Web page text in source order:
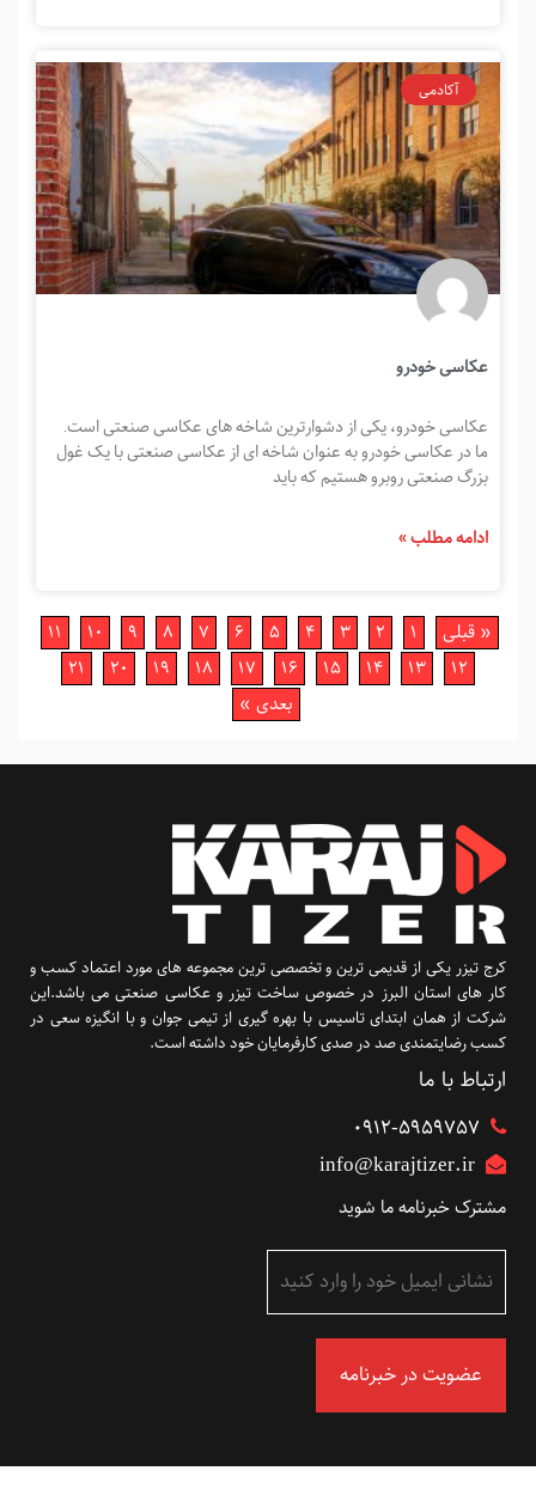
آکادمی
عکاسی خودرو
عکاسی خودرو، یکی از دشوارترین شاخه های عکاسی صنعتی است.
ما در عکاسی خودرو به عنوان شاخه ­ای از عکاسی صنعتی با یک غول
بزرگ صنعتی روبرو هستیم که باید
ادامه مطلب »
« قبلی 1
2
3
4
5
6
7
8
9
10
11
12
13
14
15
16
17
18
19
20
21
بعدی »
کرج تیزر یکی از قدیمی ترین و تخصصی ترین مجموعه های مورد اعتماد کسب و
کار های استان البرز در خصوص ساخت تیزر و عکاسی صنعتی می باشد.این
شرکت از همان ابتدای تاسیس با بهره گیری از تیمی جوان و با انگیزه سعی در
کسب رضایتمندی صد در صدی کارفرمایان خود داشته است.
ارتباط با ما
۰۹۱۲-5959757
info@karajtizer.ir
مشترک خبرنامه ما شوید